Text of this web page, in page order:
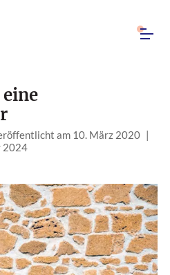
eine
am 10. März 2020 |
2024